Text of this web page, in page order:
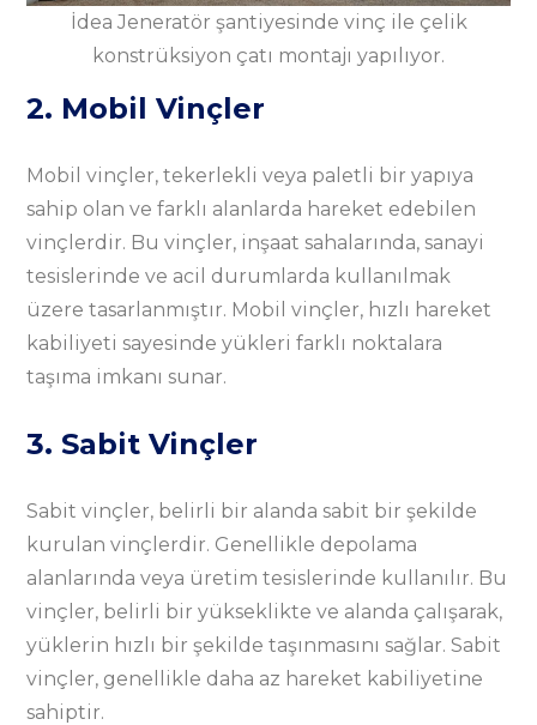
İdea Jeneratör şantiyesinde vinç ile çelik
konstrüksiyon çatı montajı yapılıyor.
2. Mobil Vinçler
Mobil vinçler, tekerlekli veya paletli bir yapıya
sahip olan ve farklı alanlarda hareket edebilen
vinçlerdir. Bu vinçler, inşaat sahalarında, sanayi
tesislerinde ve acil durumlarda kullanılmak
üzere tasarlanmıştır. Mobil vinçler, hızlı hareket
kabiliyeti sayesinde yükleri farklı noktalara
taşıma imkanı sunar.
3. Sabit Vinçler
Sabit vinçler, belirli bir alanda sabit bir şekilde
kurulan vinçlerdir. Genellikle depolama
alanlarında veya üretim tesislerinde kullanılır. Bu
vinçler, belirli bir yükseklikte ve alanda çalışarak,
yüklerin hızlı bir şekilde taşınmasını sağlar. Sabit
vinçler, genellikle daha az hareket kabiliyetine
sahiptir.